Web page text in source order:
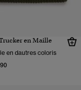
en Maille
en dautres coloris